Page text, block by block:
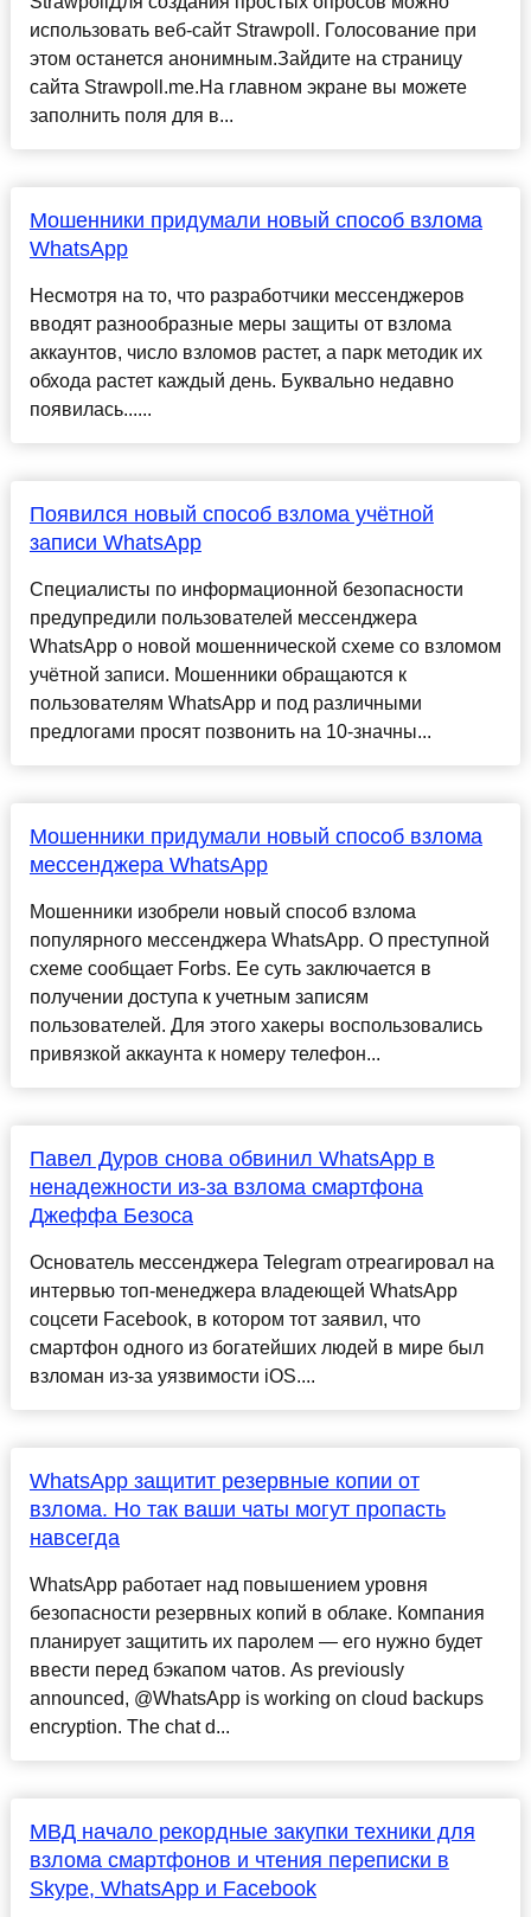
использовать веб-сайт Strawpoll. Голосование при
этом останется анонимным.Зайдите на страницу
сайта Strawpoll.me.На главном экране вы можете
заполнить поля для в...
Мошенники придумали новый способ взлома
WhatsApp
Несмотря на то, что разработчики мессенджеров
вводят разнообразные меры защиты от взлома
аккаунтов, число взломов растет, а парк методик их
обхода растет каждый день. Буквально недавно
появилась......
Появился новый способ взлома учётной
записи WhatsApp
Специалисты по информационной безопасности
предупредили пользователей мессенджера
WhatsApp о новой мошеннической схеме со взломом
учётной записи. Мошенники обращаются к
пользователям WhatsApp и под различными
предлогами просят позвонить на 10-значны...
Мошенники придумали новый способ взлома
мессенджера WhatsApp
Мошенники изобрели новый способ взлома
популярного мессенджера WhatsApp. О преступной
схеме сообщает Forbs. Ее суть заключается в
получении доступа к учетным записям
пользователей. Для этого хакеры воспользовались
привязкой аккаунта к номеру телефон...
Павел Дуров снова обвинил WhatsApp в
ненадежности из-за взлома смартфона
Джеффа Безоса
Основатель мессенджера Telegram отреагировал на
интервью топ-менеджера владеющей WhatsApp
соцсети Facebook, в котором тот заявил, что
смартфон одного из богатейших людей в мире был
взломан из-за уязвимости iOS....
WhatsApp защитит резервные копии от
взлома. Но так ваши чаты могут пропасть
навсегда
WhatsApp работает над повышением уровня
безопасности резервных копий в облаке. Компания
планирует защитить их паролем — его нужно будет
ввести перед бэкапом чатов. As previously
announced, @WhatsApp is working on cloud backups
encryption. The chat d...
МВД начало рекордные закупки техники для
взлома смартфонов и чтения переписки в
Skype, WhatsApp и Facebook